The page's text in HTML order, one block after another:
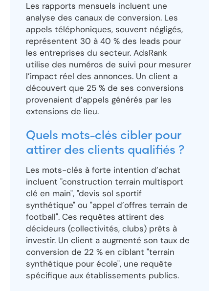
Les rapports mensuels incluent une
analyse des canaux de conversion. Les
appels téléphoniques, souvent négligés,
représentent 30 à 40 % des leads pour
les entreprises du secteur. AdsRank
utilise des numéros de suivi pour mesurer
l’impact réel des annonces. Un client a
découvert que 25 % de ses conversions
provenaient d’appels générés par les
extensions de lieu.
Quels mots-clés cibler pour
attirer des clients qualifiés ?
Les mots-clés à forte intention d’achat
incluent "construction terrain multisport
clé en main", "devis sol sportif
synthétique" ou "appel d’offres terrain de
football". Ces requêtes attirent des
décideurs (collectivités, clubs) prêts à
investir. Un client a augmenté son taux de
conversion de 22 % en ciblant "terrain
synthétique pour école", une requête
spécifique aux établissements publics.